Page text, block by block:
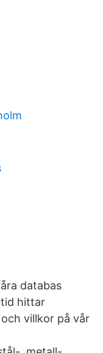
databas
hittar
villkor på vår